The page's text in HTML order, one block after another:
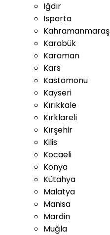
Iğdır
Isparta
Kahramanmaraş
Karabük
Karaman
Kars
Kastamonu
Kayseri
Kırıkkale
Kırklareli
Kırşehir
Kilis
Kocaeli
Konya
Kütahya
Malatya
Manisa
Mardin
Muğla